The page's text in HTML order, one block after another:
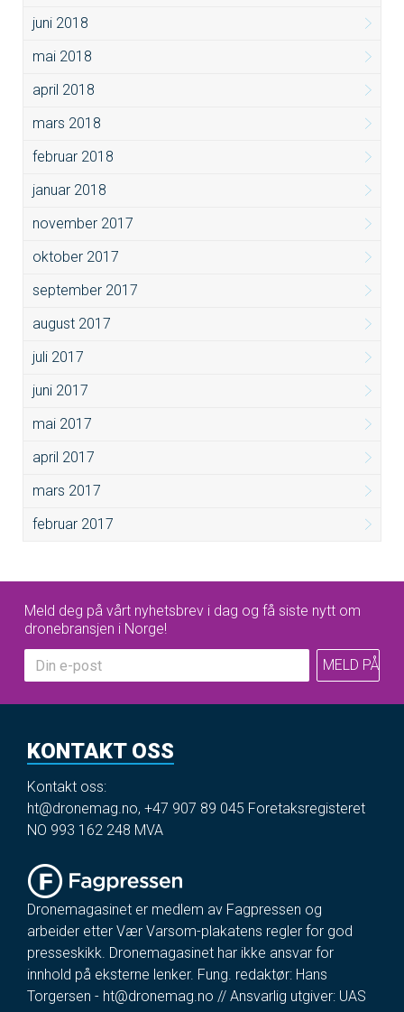
juni 2018
mai 2018
april 2018
mars 2018
februar 2018
januar 2018
november 2017
oktober 2017
september 2017
august 2017
juli 2017
juni 2017
mai 2017
april 2017
mars 2017
februar 2017
Meld deg på vårt nyhetsbrev i dag og få siste nytt om
dronebransjen i Norge!
KONTAKT OSS
Kontakt oss:
ht@dronemag.no, +47 907 89 045 Foretaksregisteret
NO 993 162 248 MVA
Dronemagasinet er medlem av Fagpressen og
arbeider etter Vær Varsom-plakatens regler for god
presseskikk. Dronemagasinet har ikke ansvar for
innhold på eksterne lenker. Fung. redaktør: Hans
Torgersen - ht@dronemag.no // Ansvarlig utgiver: UAS